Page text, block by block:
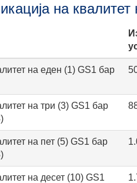
на
на еден (1) GS1 бар
на три (3) GS1 бар
на пет (5) GS1 бар
на десет (10) GS1